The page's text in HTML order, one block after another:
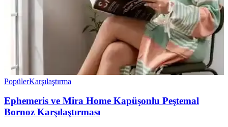
PopülerKarşılaştırma
Ephemeris ve Mira Home Kapüşonlu Peştemal
Bornoz Karşılaştırması